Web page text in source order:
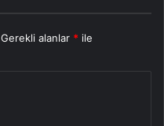
Gerekli alanlar * ile